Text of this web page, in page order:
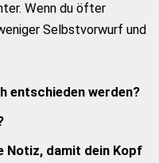
Wenn du öfter
Selbstvorwurf und
entschieden werden?
Notiz, damit dein Kopf